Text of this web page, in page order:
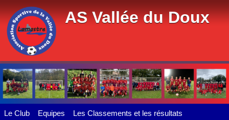
AS Vallée du Doux
Le Club Equipes Les Classements et les résultats
Panneau de gestion des cookies